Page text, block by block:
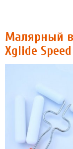
Малярный
Xglide